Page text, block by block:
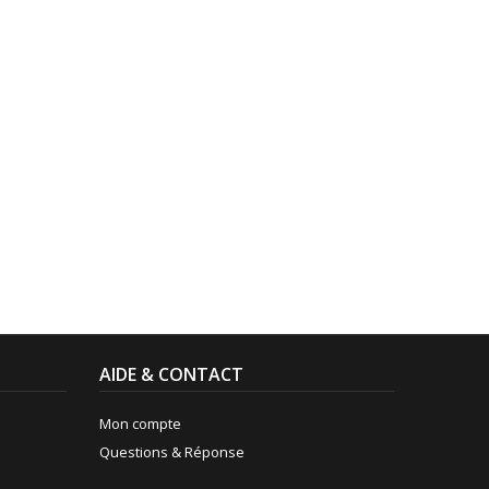
AIDE & CONTACT
Mon compte
Questions & Réponse